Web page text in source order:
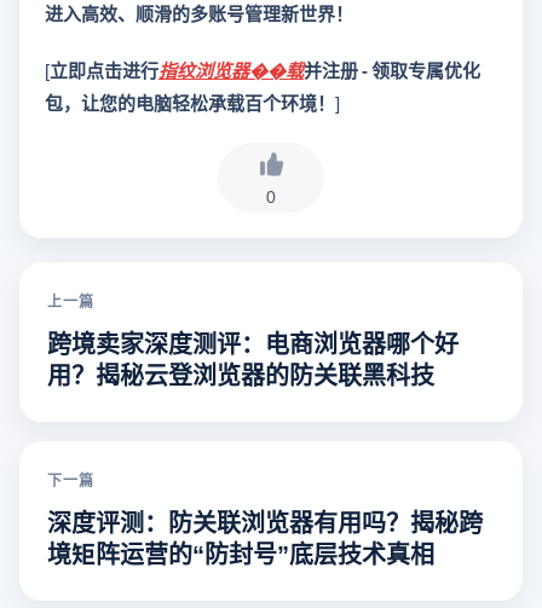
进入高效、顺滑的多账号管理新世界！
[立即点击进行指纹浏览器��载并注册 - 领取专属优化
包，让您的电脑轻松承载百个环境！ ]
0
上一篇
跨境卖家深度测评：电商浏览器哪个好
用？揭秘云登浏览器的防关联黑科技
下一篇
深度评测：防关联浏览器有用吗？揭秘跨
境矩阵运营的“防封号”底层技术真相